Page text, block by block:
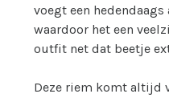
voegt een
waardoor het een
outfit net dat beetje
Deze riem komt altijd